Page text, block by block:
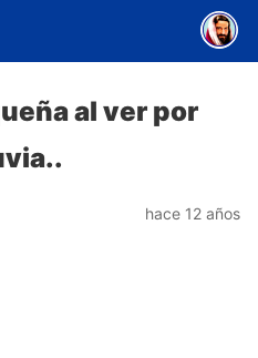
al ver por
hace 12 años